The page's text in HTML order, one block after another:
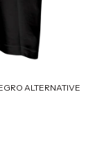
ALTERNATIVE